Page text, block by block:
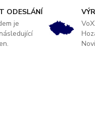
ODESLÁNÍ
je